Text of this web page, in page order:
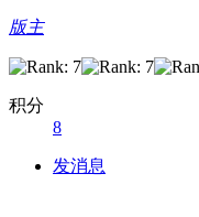
版主
积分
8
发消息